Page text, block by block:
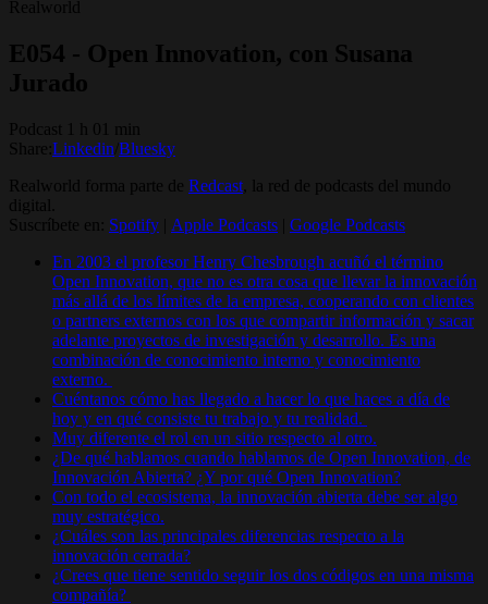
Realworld
E054 - Open Innovation, con Susana
Jurado
Podcast 1 h 01 min
Share: Linkedin Bluesky
Realworld forma parte de Redcast , la red de podcasts del mundo
digital.
Suscríbete en: Spotify Apple Podcasts
Google Podcasts
En 2003 el profesor Henry Chesbrough acuñó el término
Open Innovation, que no es otra cosa que llevar la innovación
más allá de los límites de la empresa, cooperando con clientes
o partners externos con los que compartir información y sacar
adelante proyectos de investigación y desarrollo. Es una
combinación de conocimiento interno y conocimiento
externo.
Cuéntanos cómo has llegado a hacer lo que haces a día de
hoy y en qué consiste tu trabajo y tu realidad.
Muy diferente el rol en un sitio respecto al otro.
¿De qué hablamos cuando hablamos de Open Innovation, de
Innovación Abierta? ¿Y por qué Open Innovation?
Con todo el ecosistema, la innovación abierta debe ser algo
muy estratégico.
¿Cuáles son las principales diferencias respecto a la
innovación cerrada?
¿Crees que tiene sentido seguir los dos códigos en una misma
compañía?